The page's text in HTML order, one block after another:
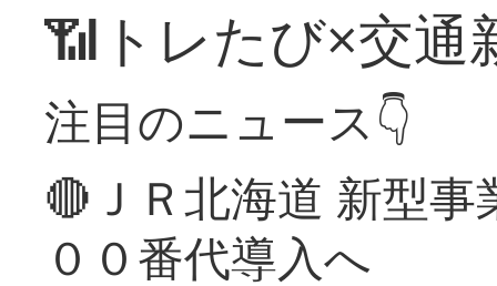
📶トレたび×交通
注目のニュース👇
🔴ＪＲ北海道 新型
００番代導入へ